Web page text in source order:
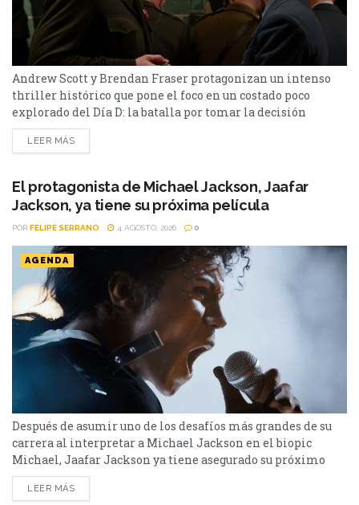
Andrew Scott y Brendan Fraser protagonizan un intenso
thriller histórico que pone el foco en un costado poco
explorado del Día D: la batalla por tomar la decisión
correcta cuando el tiempo podía definir el destino de
miles de personas en Pressure. Después de décadas de
encontrar una historia inédita sobre uno...
LEER MÁS
El protagonista de Michael Jackson, Jaafar
Jackson, ya tiene su próxima película
POR FELIPE SERRANO 4 AGOSTO, 2026 0
AGENDA
Después de asumir uno de los desafíos más grandes de su
carrera al interpretar a Michael Jackson en el biopic
Michael, Jaafar Jackson ya tiene asegurado su próximo
paso en Hollywood. El actor fue confirmado como parte del
elenco de una nueva película de acción que estará
LEER MÁS